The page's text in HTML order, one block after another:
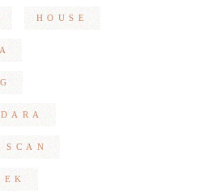
HOUSE